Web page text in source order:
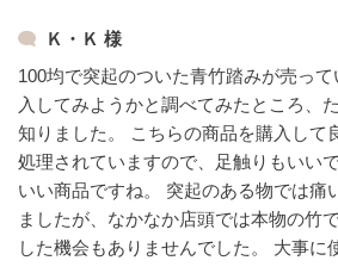
Ｋ・Ｋ 様
100均で突起のついた青竹踏みが売っ
入してみようかと調べてみたところ、
知りました。
こちらの商品を購入して
処理されていますので、足触りもいい
いい商品ですね。
突起のある物では痛
ましたが、なかなか店頭では本物の竹
した機会もありませんでした。
大事に